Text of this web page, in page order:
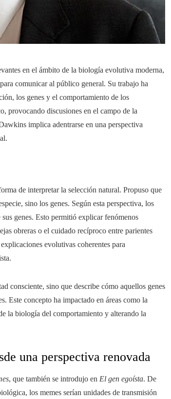
en el ámbito de la biología evolutiva moderna,
comunicar al público general. Su trabajo ha
los genes y el comportamiento de los
provocando discusiones en el campo de la
implica adentrarse en una perspectiva
de interpretar la selección natural. Propuso que
sino los genes. Según esta perspectiva, los
genes. Esto permitió explicar fenómenos
obreras o el cuidado recíproco entre parientes
evolutivas coherentes para
consciente, sino que describe cómo aquellos genes
Este concepto ha impactado en áreas como la
la biología del comportamiento y alterando la
una perspectiva renovada
, que también se introdujo en El gen egoísta. De
los memes serían unidades de transmisión